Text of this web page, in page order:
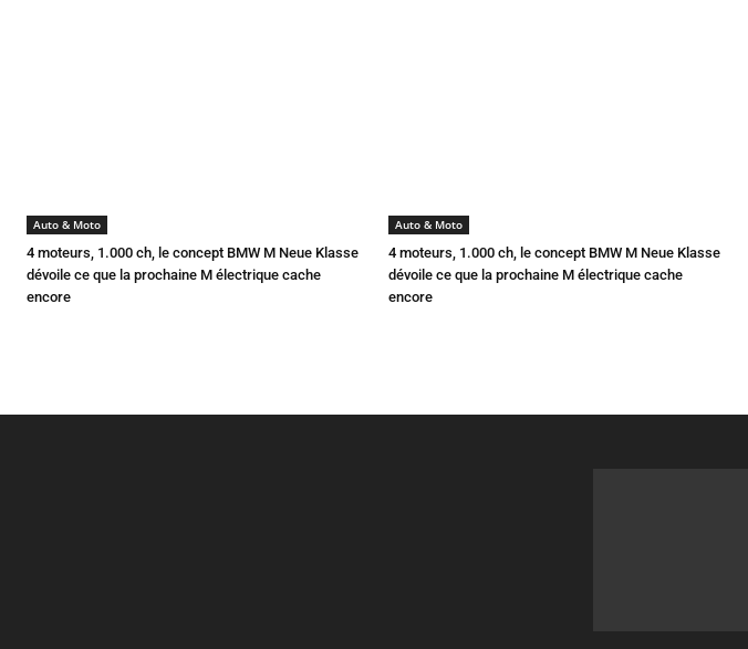
Auto & Moto
4 moteurs, 1.000 ch, le concept BMW M Neue Klasse
dévoile ce que la prochaine M électrique cache
encore
Auto & Moto
4 moteurs, 1.000 ch, le concept BMW M Neue Klasse
dévoile ce que la prochaine M électrique cache
encore